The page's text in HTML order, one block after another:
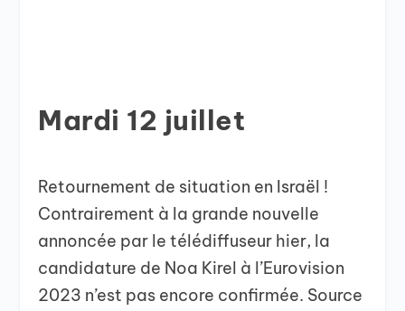
Mardi 12 juillet
Retournement de situation en Israël !
Contrairement à la grande nouvelle
annoncée par le télédiffuseur hier, la
candidature de Noa Kirel à l’Eurovision
2023 n’est pas encore confirmée. Source